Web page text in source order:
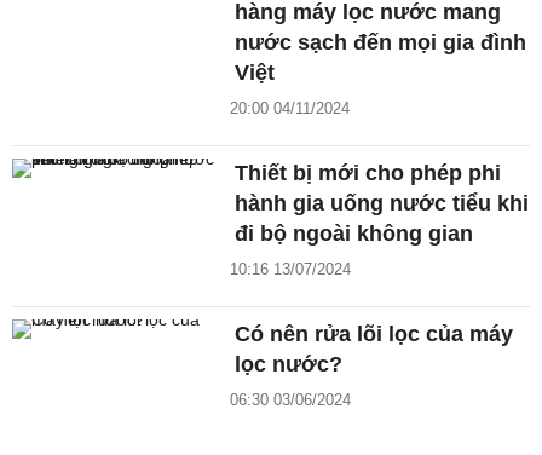
hàng máy lọc nước mang
nước sạch đến mọi gia đình
Việt
20:00 04/11/2024
Thiết bị mới cho phép phi
hành gia uống nước tiểu khi
đi bộ ngoài không gian
10:16 13/07/2024
Có nên rửa lõi lọc của máy
lọc nước?
06:30 03/06/2024